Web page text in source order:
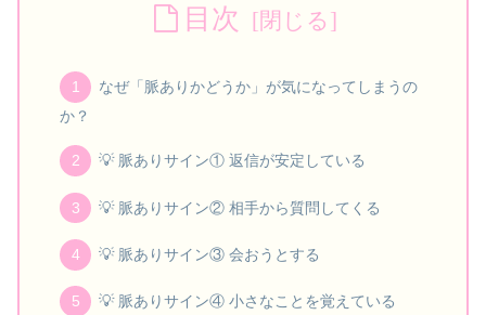
目次
なぜ「脈ありかどうか」が気になってしまうの
か？
💡 脈ありサイン① 返信が安定している
💡 脈ありサイン② 相手から質問してくる
💡 脈ありサイン③ 会おうとする
💡 脈ありサイン④ 小さなことを覚えている